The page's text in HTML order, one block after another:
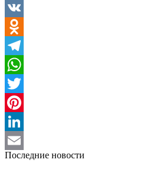
VK
Odnoklassniki
Telegram
WhatsApp
Twitter
Pinterest
LinkedIn
Email
Последние новости